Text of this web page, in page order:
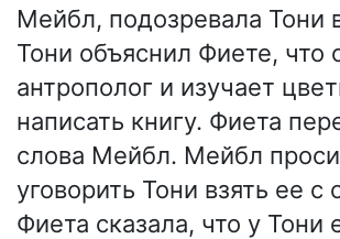
Мейбл, подозревала Тони
Тони объяснил Фиете, что
антрополог и изучает
написать книгу. Фиета
слова Мейбл. Мейбл
уговорить Тони взять ее с
Фиета сказала, что у Тони